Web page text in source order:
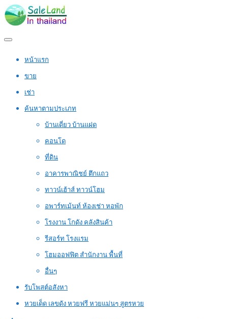
หน้าแรก
ขาย
เช่า
ค้นหาตามประเภท
บ้านเดี่ยว บ้านแฝด
คอนโด
ที่ดิน
อาคารพาณิชย์ ตึกแถว
ทาวน์เฮ้าส์ ทาวน์โฮม
อพาร์ทเม้นท์ ห้องเช่า หอพัก
โรงงาน โกดัง คลังสินค้า
รีสอร์ท โรงแรม
โฮมออฟฟิต สำนักงาน พื้นที่
อื่นๆ
รับโพสต์อสังหา
หวยเด็ด เลขดัง หวยฟรี หวยแม่นๆ สูตรหวย